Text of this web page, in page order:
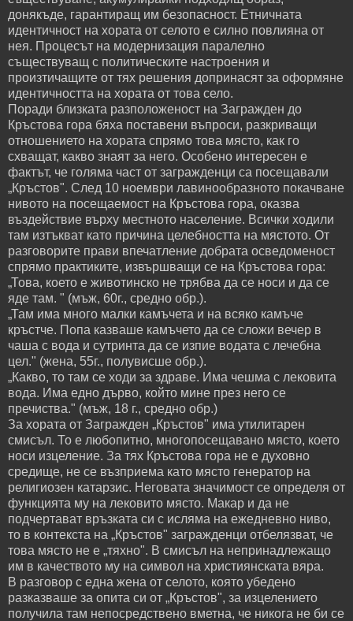
донякъде, гарантиращ им безопасност. Етничната
идентичност на хората от селото е силно повлияна от
нея. Процесът на модернизация паралелно
съществуващ с политическите настроения и
произтичащите от тях решения допринасят за оформяне
идентичността на хората от това село.
Поради близката разположеност на Загражден до
Кръстова гора бяха поставени въпроси, разкриващи
отношението на хората спрямо това място, как го
схващат, какво знаят за него. Особено интересен е
фактът, че голяма част от загражденци са посещавали
„Кръстов". След 10 ноември лавинообразното покачване
нивото на посещаемост на Кръстова гора, оказва
въздействие върху местното население. Всички ходили
там изтъкват като причина целебността на мястото. От
разговорите прави впечатление добрата осведоменост
спрямо практиките, извършващи се на Кръстова гора:
„Това, което е животинско не трябва да се носи и да се
яде там. " (мъж, 60г., средно обр.).
„Там има много малки камъчета и на всяко камъче
кръстче. Попа казваше камъчето да се сложи вечер в
чаша с вода и сутринта да се изпие водата с лечебна
цел." (жена, 55г., полувисше обр.).
„Какво, то там се ходи за здраве. Има чешма с лековита
вода. Има едно дърво, който мине през него се
пречиства." (мъж, 18 г., средно обр.)
За хората от Загражден „Кръстов" има утилитарен
смисъл. То е любопитно, многопосещавано място, което
носи изцеление. За тях Кръстова гора не е духовно
средище, не се възприема като място генератор на
религиозен катарзис. Неговата значимост се определя от
функцията му на лековито място. Макар и да не
подчертават връзката си с исляма на ежедневно ниво,
то в контекста на „Кръстов" загражденци отбелязват, че
това място не е „тяхно". В смисъл на непринадлежащо
им в качеството му на символ на християнската вяра.
В разговор с една жена от селото, която убедено
разказваше за опита си от „Кръстов", за изцелението
получила там непосредствено вметна, че никога не би се